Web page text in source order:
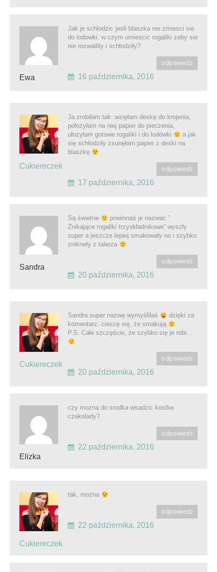
Ewa
Jak je schlodzic jesli blaszka nie zmiesci sie
do lodowki, w czym umiescic rogaliki zeby sie
nie rozwailily i schłodziły?
odpowiedz
16 października, 2016
Cukiereczek
Ja zrobiłam tak: wzięłam deskę do krojenia,
położyłam na niej papier do pieczenia,
ułożyłam gotowe rogaliki i do lodówki
a jak
się schłodziły zsunęłam papier z deski na
blaszkę
odpowiedz
17 października, 2016
Sandra
Są świetne
powinnaś je nazwac ”
Znikające rogaliki trzyskładnikowe” wyszły
super a jeszcze lepiej smakowały no i szybko
znikneły z talerza
odpowiedz
20 października, 2016
Cukiereczek
Sandra super nazwę wymyśliłaś
dzięki za
komentarz; cieszę się, że smakują
P.S. Całe szczęście, że szybko się je robi…
odpowiedz
20 października, 2016
Elizka
czy mozna do srodka wsadzic kostke
czekolady?
odpowiedz
22 października, 2016
Cukiereczek
tak, można
odpowiedz
22 października, 2016